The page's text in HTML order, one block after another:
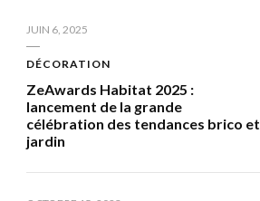
JUIN 6, 2025
DÉCORATION
ZeAwards Habitat 2025 :
lancement de la grande
célébration des tendances brico et
jardin